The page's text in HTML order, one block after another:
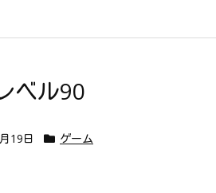
ベル90
19日 ゲーム